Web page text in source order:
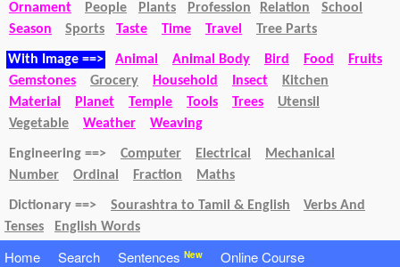
Ornament
People Plants Profession Relation
School
Season
Sports Taste Time Travel Tree Parts
With Image ==> Animal Animal Body Bird Food
Fruits
Gemstones
Grocery Household Insect
Kitchen
Material
Planet Temple Tools Trees
Utensil
Vegetable
Weather Weaving
Engineering ==> Computer Electrical
Mechanical
Number
Ordinal Fraction Maths
Dictionary ==> Sourashtra to Tamil & English
Verbs And
Tenses
English Words
Home Search Sentences New
Online Course